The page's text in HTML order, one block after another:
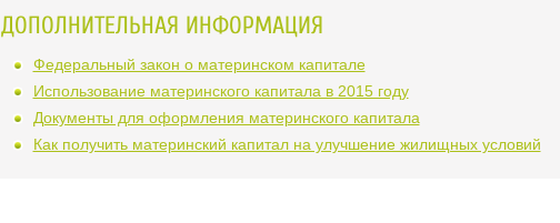
ДОПОЛНИТЕЛЬНАЯ ИНФОРМАЦИЯ
Федеральный закон о материнском капитале
Использование материнского капитала в 2015 году
Документы для оформления материнского капитала
Как получить материнский капитал на улучшение жилищных условий